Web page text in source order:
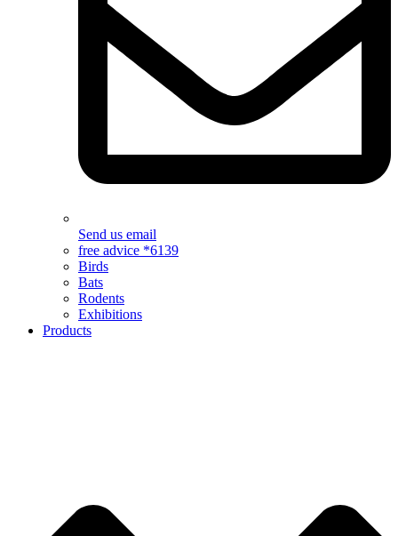
Send us email
free advice *6139
Birds
Bats
Rodents
Exhibitions
Products